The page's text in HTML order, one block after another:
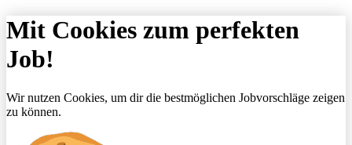
Mit Cookies zum perfekten
Job!
Wir nutzen Cookies, um dir die bestmöglichen Jobvorschläge zeigen
zu können.